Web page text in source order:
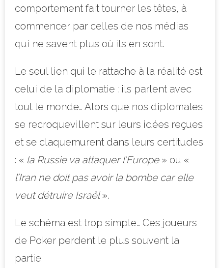
comportement fait tourner les têtes, à
commencer par celles de nos médias
qui ne savent plus où ils en sont.
Le seul lien qui le rattache à la réalité est
celui de la diplomatie : ils parlent avec
tout le monde… Alors que nos diplomates
se recroquevillent sur leurs idées reçues
et se claquemurent dans leurs certitudes
: « la Russie va attaquer l’Europe» ou «
l’Iran ne doit pas avoir la bombe car elle
veut détruire Israël».
Le schéma est trop simple… Ces joueurs
de Poker perdent le plus souvent la
partie.